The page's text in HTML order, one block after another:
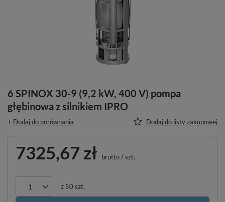
6 SPINOX 30-9 (9,2 kW, 400 V) pompa
głębinowa z silnikiem IPRO
+ Dodaj do porównania Dodaj do listy zakupowej
7325,67 zł brutto/szt.
z 50 szt.